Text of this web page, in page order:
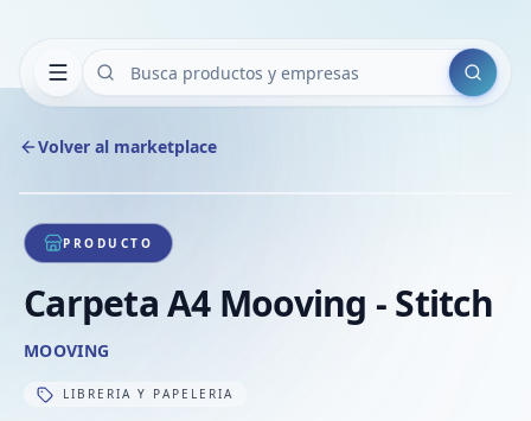
Buscar
Volver al marketplace
1/1
PRODUCTO
Carpeta A4 Mooving - Stitch
MOOVING
LIBRERIA Y PAPELERIA